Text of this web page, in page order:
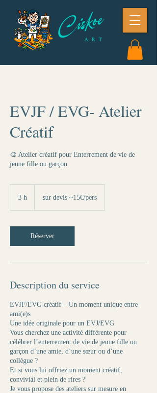
EVJF / EVG- Atelier
Créatif
🎨 Atelier créatif pour Enterrement de vie de
jeune fille ou garçon
3 h
~15€/pers
sur devis ~15€/pers
Réserver
Description du service
​EVJF/EVG créatif – Un moment unique entre
ami(e)s
​Une idée originale pour un EVJ/EVG​
Vous cherchez une activité différente pour
célébrer l’enterrement de vie de jeune fille ou
garçon d’une amie, d’une sœur ou d’une
collègue ?
Et si vous lui offriez un moment créatif,
convivial et plein de rires ?
Je vous propose des ateliers sur mesure en